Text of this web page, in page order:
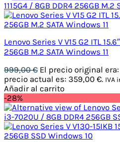
Lenovo Series V V15 G2 ITL
256GB M.2 SATA Windows 11
999,00€ El precio original
precio actual es: 359,00 €. IVA
Añadir al carrito
-28%